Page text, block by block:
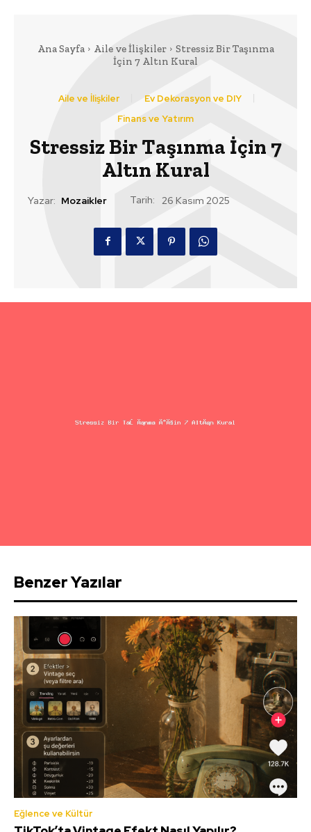
Ana Sayfa Aile ve İlişkiler
Stressiz Bir Taşınma
İçin 7 Altın Kural
Aile ve İlişkiler
Ev Dekorasyon ve DIY
Finans ve Yatırım
Stressiz Bir Taşınma İçin 7
Altın Kural
Yazar: Mozaikler Tarih: 26 Kasım 2025
Benzer Yazılar
Eğlence ve Kültür